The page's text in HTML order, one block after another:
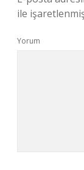
ile
Yorum